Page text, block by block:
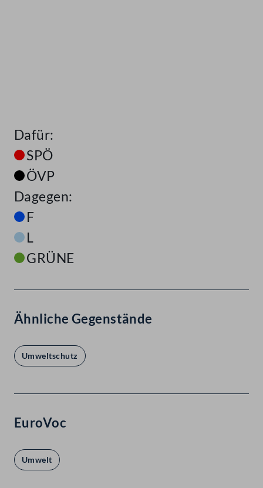
Dafür:
SPÖ
ÖVP
Dagegen:
F
L
GRÜNE
Ähnliche Gegenstände
Umweltschutz
EuroVoc
Umwelt